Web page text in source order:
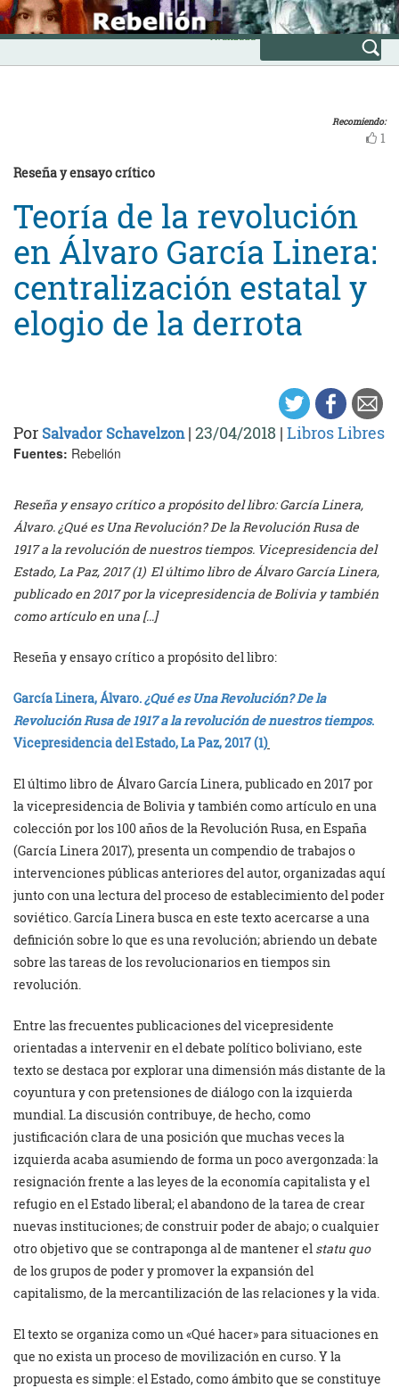
Skip
to
content
INICIO
Avanzada
Recomiendo:
1
Reseña y ensayo crítico
Teoría de la revolución
en Álvaro García Linera:
centralización estatal y
elogio de la derrota
Por Salvador Schavelzon| 23/04/2018 | Libros Libres
Fuentes: Rebelión
Reseña y ensayo crítico a propósito del libro: García Linera,
Álvaro. ¿Qué es Una Revolución? De la Revolución Rusa de
1917 a la revolución de nuestros tiempos. Vicepresidencia del
Estado, La Paz, 2017 (1) El último libro de Álvaro García Linera,
publicado en 2017 por la vicepresidencia de Bolivia y también
como artículo en una […]
Reseña y ensayo crítico a propósito del libro:
García Linera, Álvaro. ¿Qué es Una Revolución? De la
Revolución Rusa de 1917 a la revolución de nuestros tiempos.
Vicepresidencia del Estado, La Paz, 2017 (1)
El último libro de Álvaro García Linera, publicado en 2017 por
la vicepresidencia de Bolivia y también como artículo en una
colección por los 100 años de la Revolución Rusa, en España
(García Linera 2017), presenta un compendio de trabajos o
intervenciones públicas anteriores del autor, organizadas aquí
junto con una lectura del proceso de establecimiento del poder
soviético. García Linera busca en este texto acercarse a una
definición sobre lo que es una revolución; abriendo un debate
sobre las tareas de los revolucionarios en tiempos sin
revolución.
Entre las frecuentes publicaciones del vicepresidente
orientadas a intervenir en el debate político boliviano, este
texto se destaca por explorar una dimensión más distante de la
coyuntura y con pretensiones de diálogo con la izquierda
mundial. La discusión contribuye, de hecho, como
justificación clara de una posición que muchas veces la
izquierda acaba asumiendo de forma un poco avergonzada: la
resignación frente a las leyes de la economía capitalista y el
refugio en el Estado liberal; el abandono de la tarea de crear
nuevas instituciones; de construir poder de abajo; o cualquier
otro objetivo que se contraponga al de mantener el statu quo
de los grupos de poder y promover la expansión del
capitalismo, de la mercantilización de las relaciones y la vida.
El texto se organiza como un «Qué hacer» para situaciones en
que no exista un proceso de movilización en curso. Y la
propuesta es simple: el Estado, como ámbito que se constituye